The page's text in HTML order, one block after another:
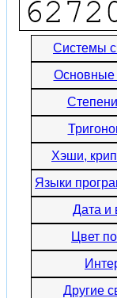
Системы
Основные
Хэши,
Языки
Дата и
Цвет
Другие